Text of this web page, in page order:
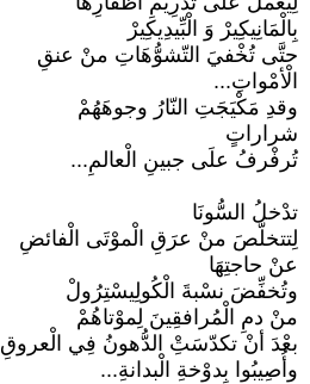
بِالْمَانِيكِيرْ وَ الْبِّيدِيكِيرْ
حتَّى تُخْفيَ التّشوُّهَاتِ منْ عنقِ
الْأمْواتِ...
وقدِ مَكْيَجَتِ النّارُ وجوهَهُمْ
شراراتٍ
تُرفْرفُ علَى جبينِ الْعالمِ...
تدْخلُ السُّونَا
لِتتخلّصَ منْ عرَقِ الْموْتَى الْفائضِ
عنْ حاجتِهَا
وتُخفِّضَ نسْبةَ الْكُولِيسْتِرُولْ
منْ دمِ الْمُرافقِينَ لِموْتاهُمْ
بعْدَ أنْ تكدّسَتِْ الدُّهونُ فِي الْعروقِ
وأُصِيبُوا بِدوْخةِ الْبدانةِ...